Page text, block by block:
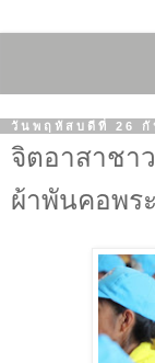
วันพฤหัสบดีที่ 26
จิตอาสาชา
ผ้าพันคอพร